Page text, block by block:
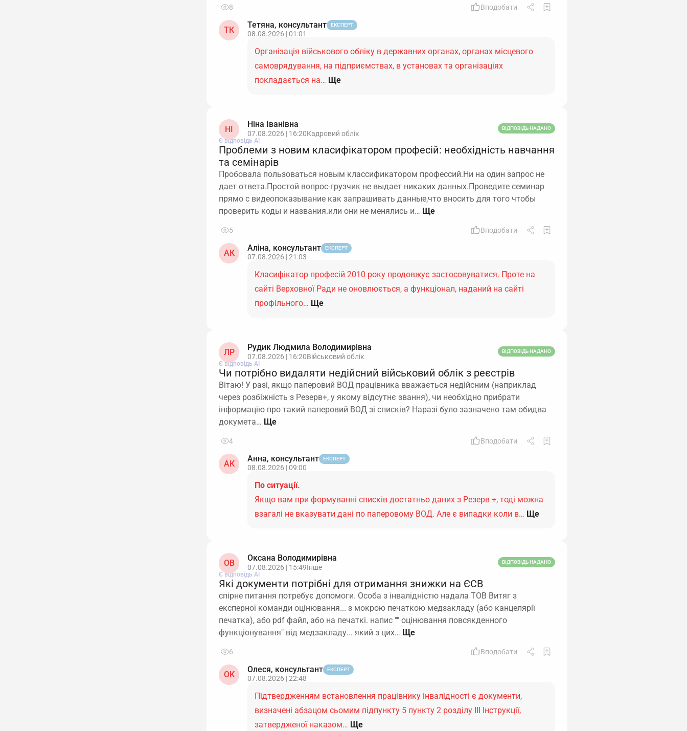
8 Вподобати
ТК
Тетяна, консультант ЕКСПЕРТ
08.08.2026 | 01:01
Організація військового обліку в державних органах, органах місцевого
самоврядування, на підприємствах, в установах та організаціях
покладається на… Ще
НІ
Ніна Іванівна
07.08.2026 | 16:20Кадровий облік
ВІДПОВІДЬ НАДАНО
Є відповідь АІ
Проблеми з новим класифікатором професій: необхідність навчання
та семінарів
Пробовала пользоваться новым классификатором профессий.Ни на один запрос не
дает ответа.Простой вопрос-грузчик не выдает никаких данных.Проведите семинар
прямо с видеопоказывание как запрашивать данные,что вносить для того чтобы
проверить коды и названия.или они не менялись и…
5 Вподобати
АК
Аліна, консультант ЕКСПЕРТ
07.08.2026 | 21:03
Класифікатор професій 2010 року продовжує застосовуватися. Проте на
сайті Верховної Ради не оновлюється, а функціонал, наданий на сайті
профільного… Ще
ЛР
Рудик Людмила Володимирівна
07.08.2026 | 16:20Військовий облік
ВІДПОВІДЬ НАДАНО
Є відповідь АІ
Чи потрібно видаляти недійсний військовий облік з реєстрів
Вітаю! У разі, якщо паперовий ВОД працівника вважається недійсним (наприклад
через розбіжність з Резерв+, у якому відсутнє звання), чи необхідно прибрати
інформацію про такий паперовий ВОД зі списків? Наразі було зазначено там обидва
докумета…
4 Вподобати
АК
Анна, консультант ЕКСПЕРТ
08.08.2026 | 09:00
По ситуації.
Якщо вам при формуванні списків достатньо даних з Резерв +, тоді можна
взагалі не вказувати дані по паперовому ВОД. Але є випадки коли в… Ще
ОВ
Оксана Володимирівна
07.08.2026 | 15:49Інше
ВІДПОВІДЬ НАДАНО
Є відповідь АІ
Які документи потрібні для отримання знижки на ЄСВ
спірне питання потребує допомоги. Особа з інвалідністю надала ТОВ Витяг з
експерної команди оцінювання... з мокрою печаткою медзакладу (або канцелярії
печатка), або pdf файл, або на печаткі. напис "" оцінювання повсякденного
функціонування" від медзакладу... який з цих…
6 Вподобати
ОК
Олеся, консультант ЕКСПЕРТ
07.08.2026 | 22:48
Підтвердженням встановлення працівнику інвалідності є документи,
визначені абзацом сьомим підпункту 5 пункту 2 розділу ІІІ Інструкції,
затвердженої наказом… Ще